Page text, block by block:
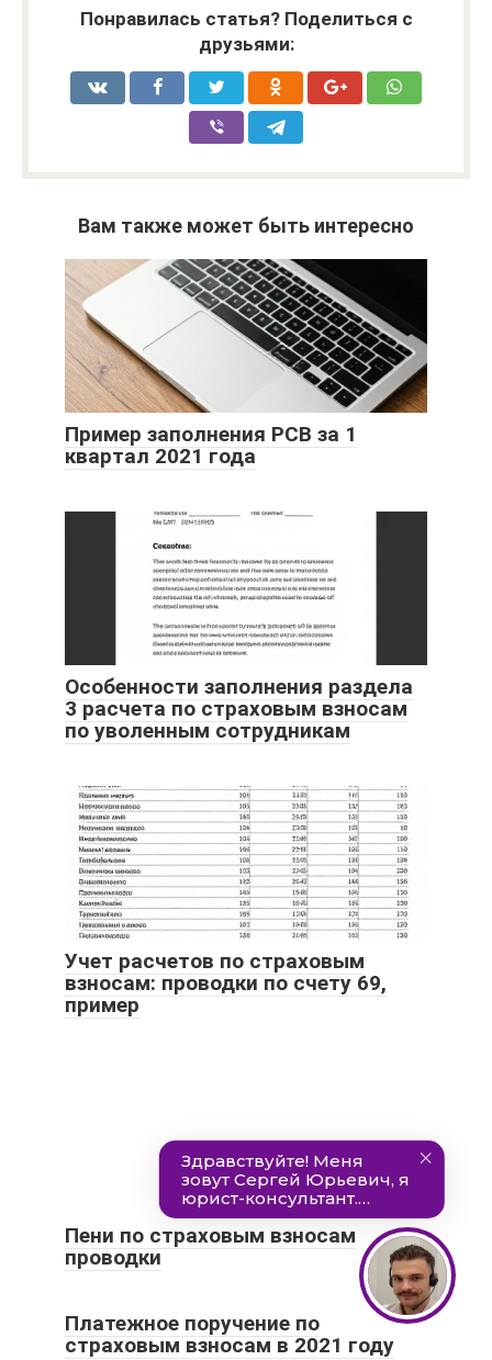
Понравилась статья? Поделиться с
друзьями:
Вам также может быть интересно
Пример заполнения РСВ за 1
квартал 2021 года
Особенности заполнения раздела
3 расчета по страховым взносам
по уволенным сотрудникам
Учет расчетов по страховым
взносам: проводки по счету 69,
пример
Пени по страховым взносам
проводки
Платежное поручение по
страховым взносам в 2021 году